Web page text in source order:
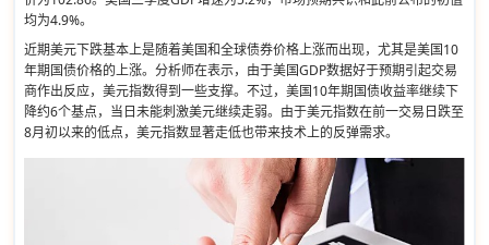
均为4.9%。
近期美元下跌基本上是随着美国和全球债券价格上涨而出现，尤其是美国10
年期国债价格的上涨。分析师在表示，由于美国GDP数据好于预期引起交易
商作出反应，美元指数得到一些支撑。不过，美国10年期国债收益率继续下
降约6个基点，当日未能刺激美元继续走弱。由于美元指数在前一交易日跌至
8月初以来的低点，美元指数显著走低也带来技术上的反弹需求。